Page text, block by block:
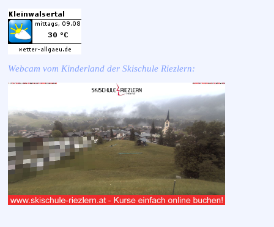
Webcam vom Kinderland der Skischule Riezlern: